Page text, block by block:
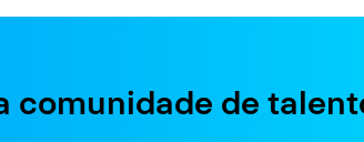
comunidade de